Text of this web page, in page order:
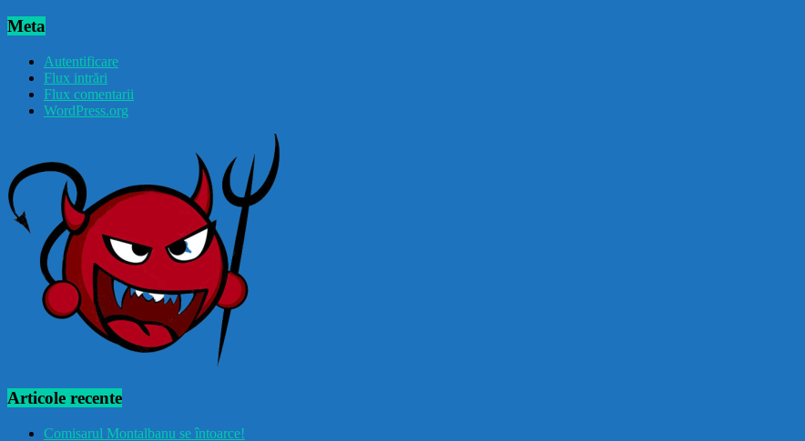
Meta
Autentificare
Flux intrări
Flux comentarii
WordPress.org
Articole recente
Comisarul Montalbanu se întoarce!